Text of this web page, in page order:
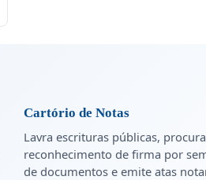
Cartório de Notas
Lavra escrituras públicas,
reconhecimento de firma por
de documentos e emite atas